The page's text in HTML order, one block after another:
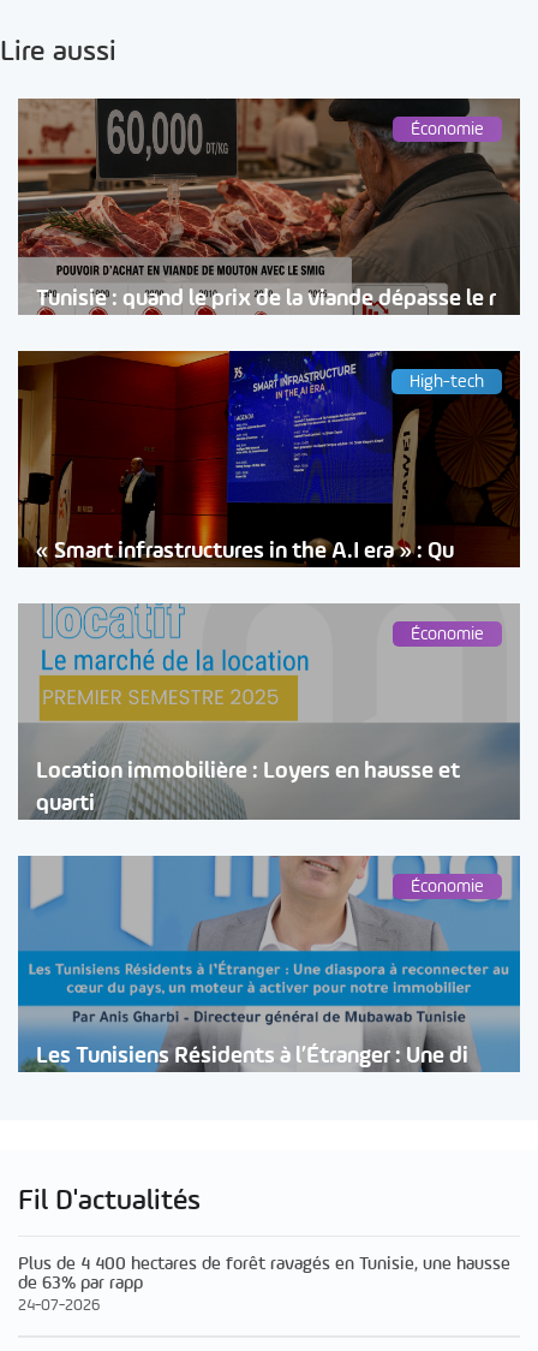
Lire aussi
Économie
Tunisie : quand le prix de la viande dépasse le r
High-tech
« Smart infrastructures in the A.I era » : Qu
Économie
Location immobilière : Loyers en hausse et
quarti
Économie
Les Tunisiens Résidents à l’Étranger : Une di
Fil D'actualités
Plus de 4 400 hectares de forêt ravagés en Tunisie, une hausse
de 63% par rapp
24-07-2026